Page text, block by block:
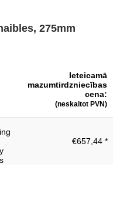
rokturis
275mm
Ieteicamā
mazumtirdzniecības
cena:
(neskaitot PVN)
€657,44 *